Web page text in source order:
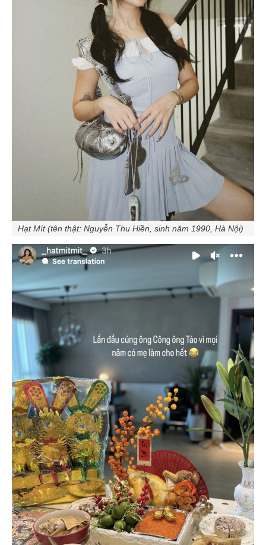
Hạt Mít (tên thật: Nguyễn Thu Hiền, sinh năm 1990, Hà Nội)